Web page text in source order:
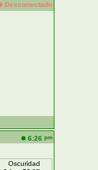
Desconectado
6:26 pm
Oscuridad